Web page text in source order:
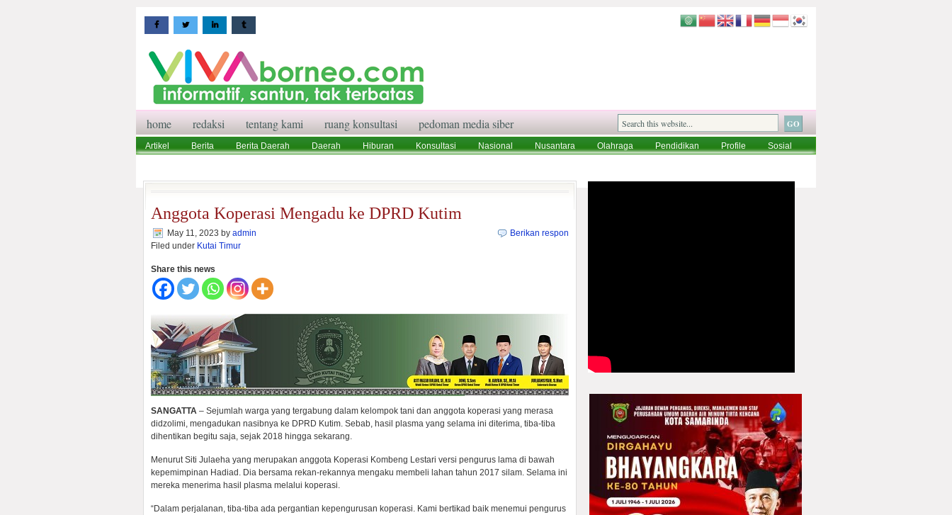
home redaksi tentang kami ruang konsultasi pedoman media siber
Artikel Berita Berita Daerah Daerah Hiburan Konsultasi Nasional Nusantara Olahraga Pendidikan Profile
Sosial
Anggota Koperasi Mengadu ke DPRD Kutim
May 11, 2023 by admin
Filed under Kutai Timur
Berikan respon
Share this news
SANGATTA – Sejumlah warga yang tergabung dalam kelompok tani dan anggota koperasi yang merasa
didzolimi, mengadukan nasibnya ke DPRD Kutim. Sebab, hasil plasma yang selama ini diterima, tiba-tiba
dihentikan begitu saja, sejak 2018 hingga sekarang.
Menurut Siti Julaeha yang merupakan anggota Koperasi Kombeng Lestari versi pengurus lama di bawah
kepemimpinan Hadiad. Dia bersama rekan-rekannya mengaku membeli lahan tahun 2017 silam. Selama ini
mereka menerima hasil plasma melalui koperasi.
“Dalam perjalanan, tiba-tiba ada pergantian kepengurusan koperasi. Kami bertikad baik menemui pengurus